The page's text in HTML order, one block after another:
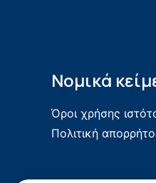
Νομικά
Όροι χρήσης
Πολιτική